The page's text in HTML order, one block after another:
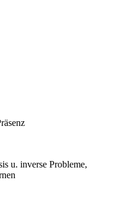
u. inverse Probleme,